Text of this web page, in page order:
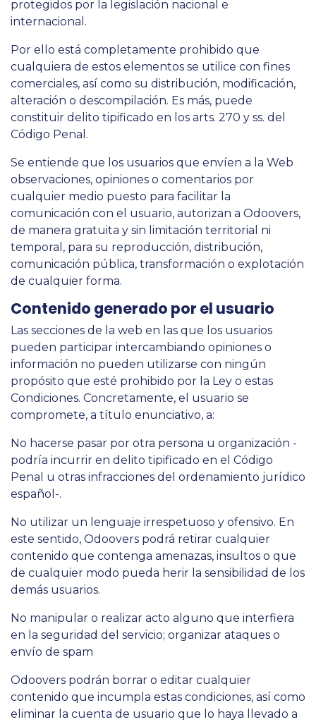
protegidos por la legislación nacional e
internacional.
Por ello está completamente prohibido que
cualquiera de estos elementos se utilice con fines
comerciales, así como su distribución, modificación,
alteración o descompilación. Es más, puede
constituir delito tipificado en los arts. 270 y ss. del
Código Penal.
Se entiende que los usuarios que envíen a la Web
observaciones, opiniones o comentarios por
cualquier medio puesto para facilitar la
comunicación con el usuario, autorizan a Odoovers,
de manera gratuita y sin limitación territorial ni
temporal, para su reproducción, distribución,
comunicación pública, transformación o explotación
de cualquier forma.
Contenido generado por el usuario
Las secciones de la web en las que los usuarios
pueden participar intercambiando opiniones o
información no pueden utilizarse con ningún
propósito que esté prohibido por la Ley o estas
Condiciones. Concretamente, el usuario se
compromete, a título enunciativo, a:
No hacerse pasar por otra persona u organización -
podría incurrir en delito tipificado en el Código
Penal u otras infracciones del ordenamiento jurídico
español-.
No utilizar un lenguaje irrespetuoso y ofensivo. En
este sentido, Odoovers podrá retirar cualquier
contenido que contenga amenazas, insultos o que
de cualquier modo pueda herir la sensibilidad de los
demás usuarios.
No manipular o realizar acto alguno que interfiera
en la seguridad del servicio; organizar ataques o
envío de spam
Odoovers podrán borrar o editar cualquier
contenido que incumpla estas condiciones, así como
eliminar la cuenta de usuario que lo haya llevado a